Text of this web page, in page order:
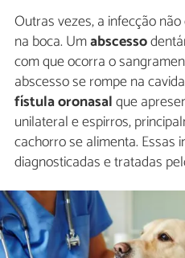
Outras vezes, a infecção
na boca. Umabscesso
com que ocorra o
abscesso se rompe na
fístula oronasalque
unilateral e espirros,
cachorro se alimenta. Essas
diagnosticadas e tratadas